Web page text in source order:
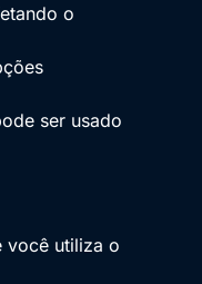
o
ser usado
você utiliza o